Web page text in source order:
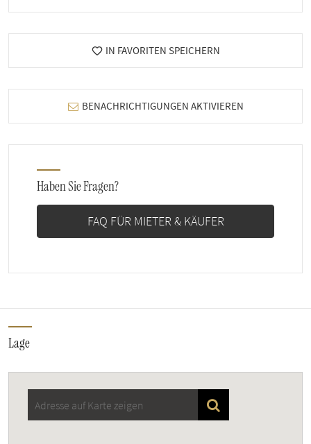
IN FAVORITEN SPEICHERN
BENACHRICHTIGUNGEN AKTIVIEREN
Haben Sie Fragen?
FAQ FÜR MIETER & KÄUFER
Lage